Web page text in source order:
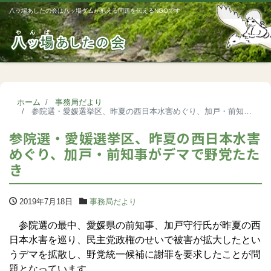
八ッ場あしたの会は八ッ場ダムが抱える問題を伝えるNGOです
ホーム
事務局だより
参院選・愛媛選挙区、昨夏の西日本水害めぐり、加戸・前知事がデマで野党たたき
参院選・愛媛選挙区、昨夏の西日本水害
めぐり、加戸・前知事がデマで野党たた
き
2019年7月18日 事務局だより
参院選の最中、愛媛県の前知事、加戸守行氏が昨夏の西
日本水害を巡り、民主党政権のせいで被害が拡大したとい
うデマを拡散し、野党統一候補に謝罪を要求したことが問
題となっています。